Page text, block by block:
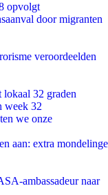
opvolgt
door migranten
veroordeelden
lokaal 32 graden
week 32
we onze
aan: extra mondelinge
ambassadeur naar